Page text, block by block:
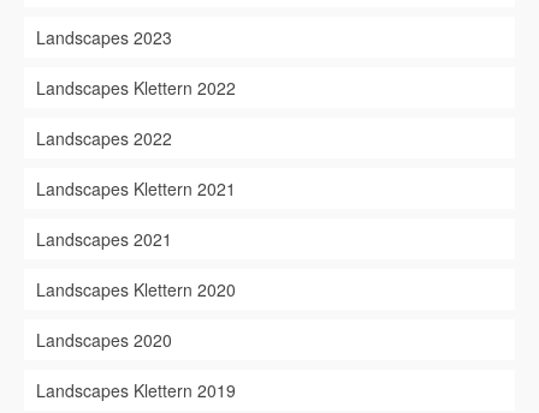
Landscapes 2023
Landscapes Klettern 2022
Landscapes 2022
Landscapes Klettern 2021
Landscapes 2021
Landscapes Klettern 2020
Landscapes 2020
Landscapes Klettern 2019